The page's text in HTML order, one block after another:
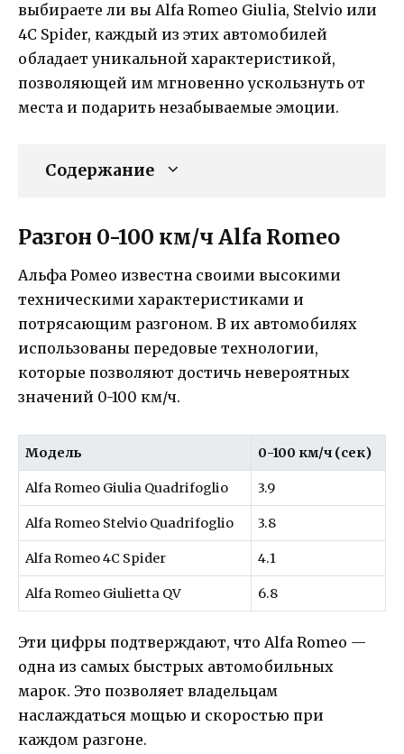
выбираете ли вы Alfa Romeo Giulia, Stelvio или
4C Spider, каждый из этих автомобилей
обладает уникальной характеристикой,
позволяющей им мгновенно ускользнуть от
места и подарить незабываемые эмоции.
Содержание
Разгон 0-100 км/ч Alfa Romeo
Альфа Ромео известна своими высокими
техническими характеристиками и
потрясающим разгоном. В их автомобилях
использованы передовые технологии,
которые позволяют достичь невероятных
значений 0-100 км/ч.
Модель 0-100 км/ч (сек)
Alfa Romeo Giulia Quadrifoglio 3.9
Alfa Romeo Stelvio Quadrifoglio 3.8
Alfa Romeo 4C Spider 4.1
Alfa Romeo Giulietta QV 6.8
Эти цифры подтверждают, что Alfa Romeo —
одна из самых быстрых автомобильных
марок. Это позволяет владельцам
наслаждаться мощью и скоростью при
каждом разгоне.